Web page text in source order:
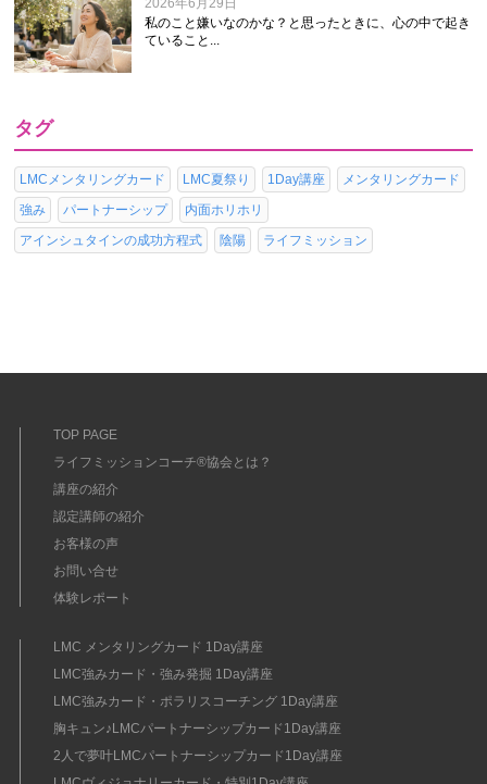
2026年6月29日
私のこと嫌いなのかな？と思ったときに、心の中で起き
ていること...
タグ
LMCメンタリングカード LMC夏祭り 1Day講座
メンタリングカード
強み
パートナーシップ
内面ホリホリ
アインシュタインの成功方程式
陰陽 ライフミッション
TOP PAGE
ライフミッションコーチ®協会とは？
講座の紹介
認定講師の紹介
お客様の声
お問い合せ
体験レポート
LMC メンタリングカード 1Day講座
LMC強みカード・強み発掘 1Day講座
LMC強みカード・ポラリスコーチング 1Day講座
胸キュン♪LMCパートナーシップカード1Day講座
2人で夢叶LMCパートナーシップカード1Day講座